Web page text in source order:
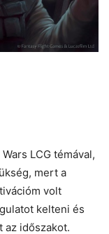
LCG témával,
mert a
volt
kelteni és
az időszakot.